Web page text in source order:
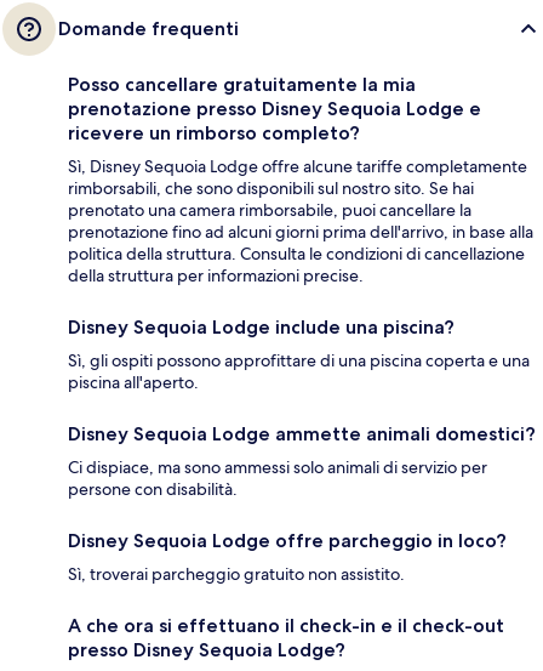
Domande frequenti
Posso cancellare gratuitamente la mia
prenotazione presso Disney Sequoia Lodge e
ricevere un rimborso completo?
Sì, Disney Sequoia Lodge offre alcune tariffe completamente
rimborsabili, che sono disponibili sul nostro sito. Se hai
prenotato una camera rimborsabile, puoi cancellare la
prenotazione fino ad alcuni giorni prima dell'arrivo, in base alla
politica della struttura. Consulta le condizioni di cancellazione
della struttura per informazioni precise.
Disney Sequoia Lodge include una piscina?
Sì, gli ospiti possono approfittare di una piscina coperta e una
piscina all'aperto.
Disney Sequoia Lodge ammette animali domestici?
Ci dispiace, ma sono ammessi solo animali di servizio per
persone con disabilità.
Disney Sequoia Lodge offre parcheggio in loco?
Sì, troverai parcheggio gratuito non assistito.
A che ora si effettuano il check-in e il check-out
presso Disney Sequoia Lodge?